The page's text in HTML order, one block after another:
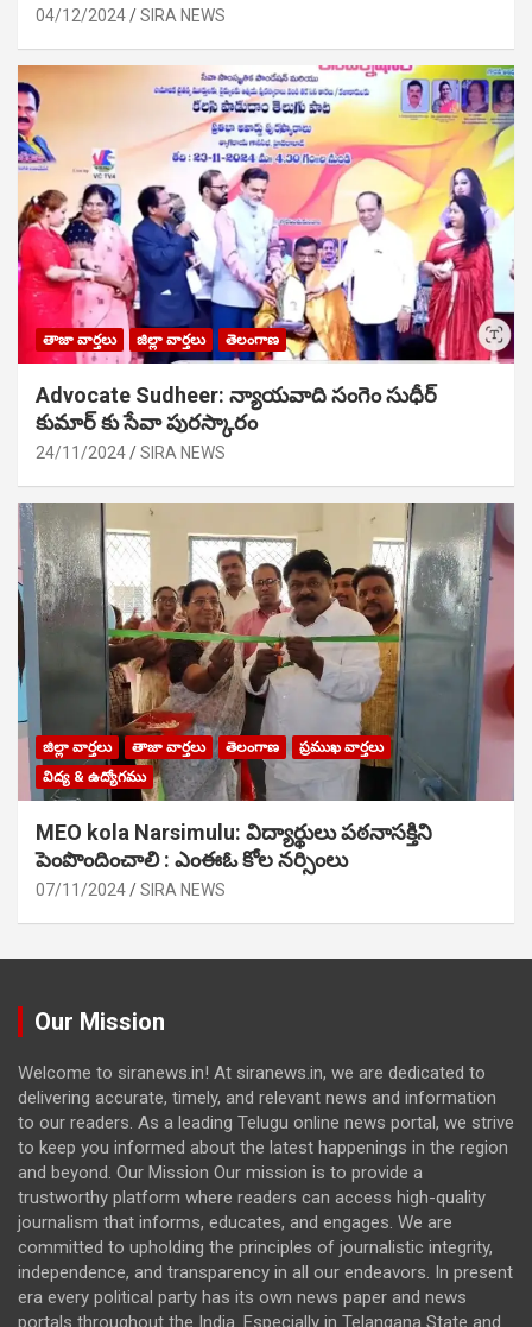
04/12/2024 SIRA NEWS
తాజా వార్తలు జిల్లా వార్తలు తెలంగాణ
Advocate Sudheer: న్యాయవాది సంగెం సుధీర్
కుమార్ కు సేవా పురస్కారం
24/11/2024 SIRA NEWS
జిల్లా వార్తలు తాజా వార్తలు తెలంగాణ
ప్రముఖ వార్తలు
విద్య & ఉద్యోగము
MEO kola Narsimulu: విద్యార్థులు పఠ‌నాసక్తిని
పెంపొందించాలి : ఎంఈఓ కోల నర్సింలు
07/11/2024 SIRA NEWS
Our Mission
Welcome to siranews.in! At siranews.in, we are dedicated to
delivering accurate, timely, and relevant news and information
to our readers. As a leading Telugu online news portal, we strive
to keep you informed about the latest happenings in the region
and beyond. Our Mission Our mission is to provide a
trustworthy platform where readers can access high-quality
journalism that informs, educates, and engages. We are
committed to upholding the principles of journalistic integrity,
independence, and transparency in all our endeavors. In present
era every political party has its own news paper and news
portals throughout the India. Especially in Telangana State and